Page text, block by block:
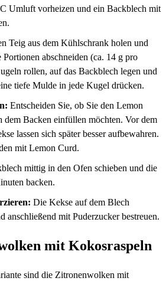
Umluft vorheizen und ein Backblech mit
Teig aus dem Kühlschrank holen und
Portionen abschneiden (ca. 14 g pro
rollen, auf das Backblech legen und
tiefe Mulde in jede Kugel drücken.
Entscheiden Sie, ob Sie den Lemon
dem Backen einfüllen möchten. Vor dem
lassen sich später besser aufbewahren.
mit Lemon Curd.
mittig in den Ofen schieben und die
backen.
Die Kekse auf dem Blech
anschließend mit Puderzucker bestreuen.
mit Kokosraspeln
sind die Zitronenwolken mit